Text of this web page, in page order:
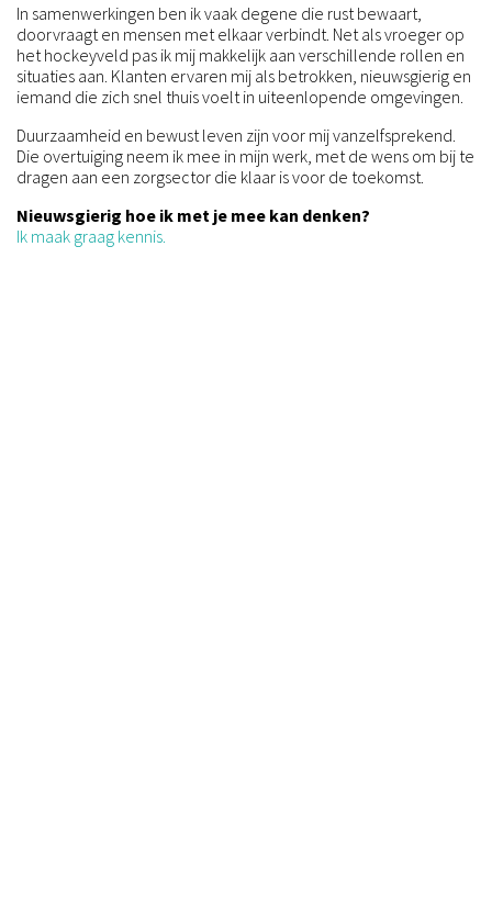
In samenwerkingen ben ik vaak degene die rust bewaart,
doorvraagt en mensen met elkaar verbindt. Net als vroeger op
het hockeyveld pas ik mij makkelijk aan verschillende rollen en
situaties aan. Klanten ervaren mij als betrokken, nieuwsgierig en
iemand die zich snel thuis voelt in uiteenlopende omgevingen.
Duurzaamheid en bewust leven zijn voor mij vanzelfsprekend.
Die overtuiging neem ik mee in mijn werk, met de wens om bij te
dragen aan een zorgsector die klaar is voor de toekomst.
Nieuwsgierig hoe ik met je mee kan denken?
Ik maak graag kennis.